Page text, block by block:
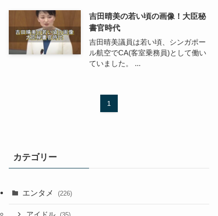
吉田晴美の若い頃の画像！大臣秘
書官時代
吉田晴美議員は若い頃、シンガポー
ル航空でCA(客室乗務員)として働い
ていました。 ...
1
カテゴリー
エンタメ (226)